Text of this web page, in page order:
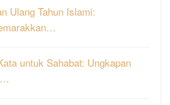
Ulang Tahun Islami:
untuk Sahabat: Ungkapan